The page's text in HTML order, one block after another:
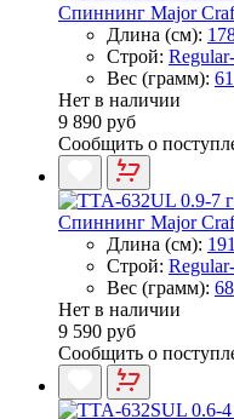
Спиннинг Major
Длина (см):
Строй:
Вес (грамм): 61
Нет в наличии
9 890 руб
Сообщить о
Спиннинг Major
Длина (см): 191
Строй:
Вес (грамм): 68
Нет в наличии
9 590 руб
Сообщить о